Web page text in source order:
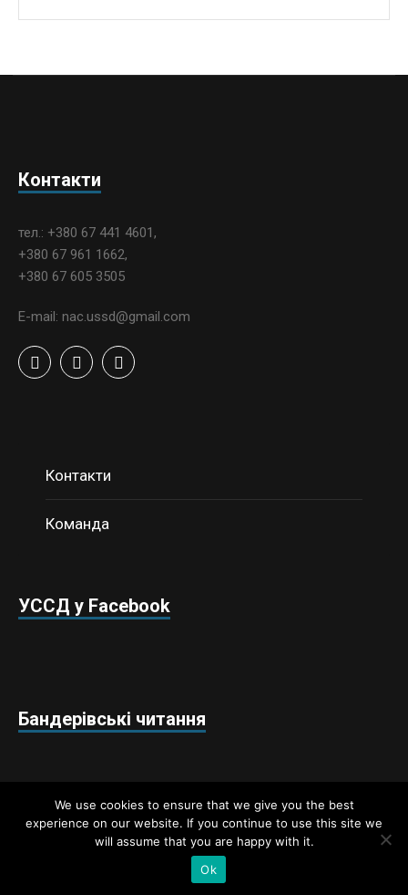
Контакти
тел.: +380 67 441 4601,
+380 67 961 1662,
+380 67 605 3505
E-mail: nac.ussd@gmail.com
Контакти
Команда
УССД у Facebook
Бандерівські читання
Недержавний аналітичний центр «Українські студії
стратегічних досліджень» © 2018 / Всі права захищено
We use cookies to ensure that we give you the best
experience on our website. If you continue to use this site we
will assume that you are happy with it.
Ok